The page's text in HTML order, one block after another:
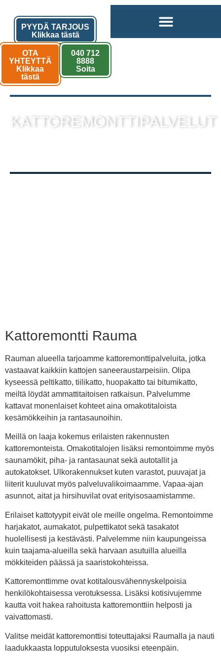
PYYDÄ TARJOUS
Klikkaa tästä
OTA
YHTEYTTÄ
Klikkaa
tästä
040 712
8888
Soita
KATTOREMONTTIPALVELUT
Kattoremontti Rauma
Rauman alueella tarjoamme kattoremonttipalveluita, jotka
vastaavat kaikkiin kattojen saneeraustarpeisiin. Olipa
kyseessä peltikatto, tiilikatto, huopakatto tai bitumikatto,
meiltä löydät ammattitaitoisen ratkaisun. Palvelumme
kattavat monenlaiset kohteet aina omakotitaloista
kesämökkeihin ja rantasaunoihin.
Meillä on laaja kokemus erilaisten rakennusten
kattoremonteista. Omakotitalojen lisäksi remontoimme myös
saunamökit, piha- ja rantasaunat sekä autotallit ja
autokatokset. Ulkorakennukset kuten varastot, puuvajat ja
liiterit kuuluvat myös palveluvalikoimaamme. Vapaa-ajan
asunnot, aitat ja hirsihuvilat ovat erityisosaamistamme.
Erilaiset kattotyypit eivät ole meille ongelma. Remontoimme
harjakatot, aumakatot, pulpettikatot sekä tasakatot
huolellisesti ja kestävästi. Palvelemme niin kaupungeissa
kuin taajama-alueilla sekä harvaan asutuilla alueilla
mökkiteiden päässä ja saaristokohteissa.
Kattoremonttimme ovat kotitalousvähennyskelpoisia
henkilökohtaisessa verotuksessa. Lisäksi kotisivujemme
kautta voit hakea rahoitusta kattoremonttiin helposti ja
vaivattomasti.
Valitse meidät kattoremonttisi toteuttajaksi Raumalla ja nauti
laadukkaasta lopputuloksesta vuosiksi eteenpäin.